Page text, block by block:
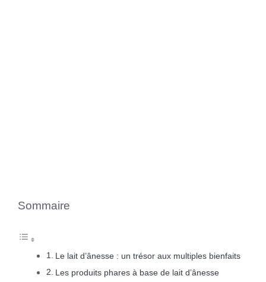
Sommaire
Le lait d’ânesse : un trésor aux multiples bienfaits
Les produits phares à base de lait d’ânesse